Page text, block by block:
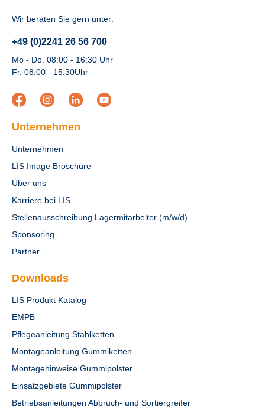
Wir beraten Sie gern unter:
+49 (0)2241 26 56 700
Mo - Do. 08:00 - 16:30 Uhr
Fr. 08:00 - 15:30Uhr
Unternehmen
Unternehmen
LIS Image Broschüre
Über uns
Karriere bei LIS
Stellenausschreibung Lagermitarbeiter (m/w/d)
Sponsoring
Partner
Downloads
LIS Produkt Katalog
EMPB
Pflegeanleitung Stahlketten
Montageanleitung Gummiketten
Montagehinweise Gummipolster
Einsatzgebiete Gummipolster
Betriebsanleitungen Abbruch- und Sortiergreifer